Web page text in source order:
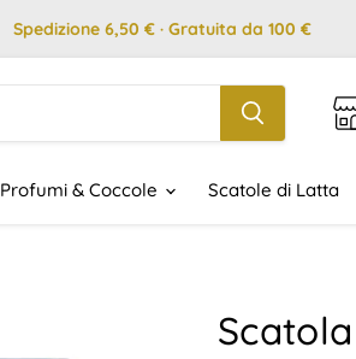
Spedizione 6,50 € · Gratuita da 100 €
Profumi & Coccole Scatole di Latta